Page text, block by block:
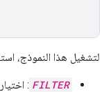
لتشغيل هذا النموذج،
FILTER
: